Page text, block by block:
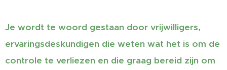
Je wordt te woord gestaan door vrijwilligers,
ervaringsdeskundigen die weten wat het is om de
controle te verliezen en die graag bereid zijn om